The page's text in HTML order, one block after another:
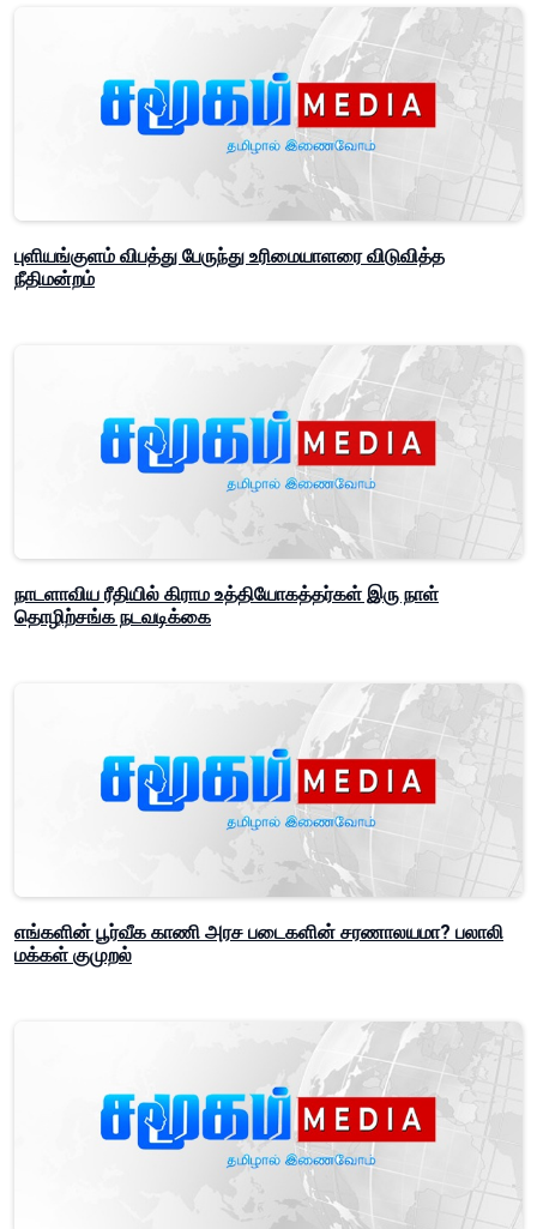
புளியங்குளம் விபத்து பேருந்து உரிமையாளரை விடுவித்த
நீதிமன்றம்
நாடளாவிய ரீதியில் கிராம உத்தியோகத்தர்கள் இரு நாள்
தொழிற்சங்க நடவடிக்கை
எங்களின் பூர்வீக காணி அரச படைகளின் சரணாலயமா? பலாலி
மக்கள் குமுறல்